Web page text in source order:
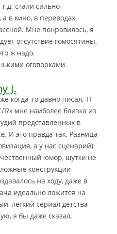
стали сильно
в кино, в переводах.
Мне понравилась, я
отсутствие гомосятины.
ж надо.
оговорками.
J.
когда-то давно писал, ТГ
мне наиболее близка из
представленных в
И это правда так. Разница
а у нас сценарий).
юмор, шутки не
конструкции
на ходу, даже в
идеально ложится на
легкий сериал детства
я бы даже сказал,